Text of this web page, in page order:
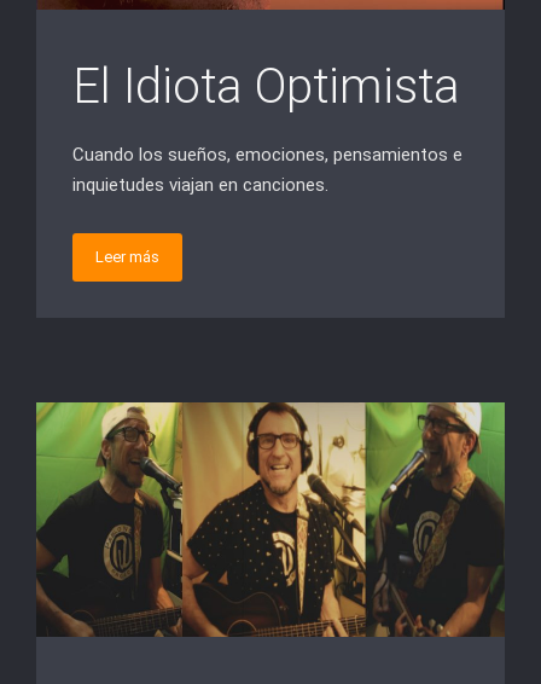
El Idiota Optimista
Cuando los sueños, emociones, pensamientos e
inquietudes viajan en canciones.
Leer más